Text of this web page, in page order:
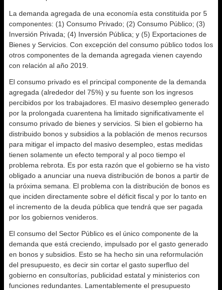
La demanda agregada de una economía esta constituida por 5
componentes: (1) Consumo Privado; (2) Consumo Público; (3)
Inversión Privada; (4) Inversión Pública; y (5) Exportaciones de
Bienes y Servicios. Con excepción del consumo público todos los
otros componentes de la demanda agregada vienen cayendo
con relación al año 2019.
El consumo privado es el principal componente de la demanda
agregada (alrededor del 75%) y su fuente son los ingresos
percibidos por los trabajadores. El masivo desempleo generado
por la prolongada cuarentena ha limitado significativamente el
consumo privado de bienes y servicios. Si bien el gobierno ha
distribuido bonos y subsidios a la población de menos recursos
para mitigar el impacto del masivo desempleo, estas medidas
tienen solamente un efecto temporal y al poco tiempo el
problema rebrota. Es por esta razón que el gobierno se ha visto
obligado a anunciar una nueva distribución de bonos a partir de
la próxima semana. El problema con la distribución de bonos es
que inciden directamente sobre el déficit fiscal y por lo tanto en
el incremento de la deuda pública que tendrá que ser pagada
por los gobiernos venideros.
El consumo del Sector Público es el único componente de la
demanda que está creciendo, impulsado por el gasto generado
en bonos y subsidios. Esto se ha hecho sin una reformulación
del presupuesto, es decir sin cortar el gasto superfluo del
gobierno en consultorías, publicidad estatal y ministerios con
funciones redundantes. Lamentablemente el presupuesto